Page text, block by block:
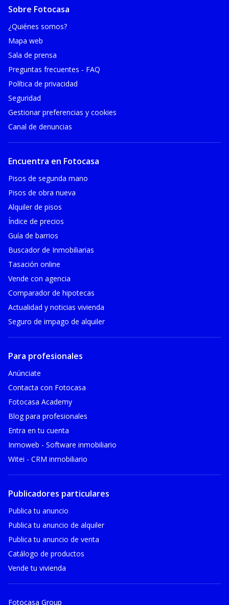
Sobre Fotocasa
¿Quiénes somos?
Mapa web
Sala de prensa
Preguntas frecuentes - FAQ
Política de privacidad
Seguridad
Gestionar preferencias y cookies
Canal de denuncias
Encuentra en Fotocasa
Pisos de segunda mano
Pisos de obra nueva
Alquiler de pisos
Índice de precios
Guía de barrios
Buscador de Inmobiliarias
Tasación online
Vende con agencia
Comparador de hipotecas
Actualidad y noticias vivienda
Seguro de impago de alquiler
Para profesionales
Anúnciate
Contacta con Fotocasa
Fotocasa Academy
Blog para profesionales
Entra en tu cuenta
Inmoweb - Software inmobiliario
Witei - CRM inmobiliario
Publicadores particulares
Publica tu anuncio
Publica tu anuncio de alquiler
Publica tu anuncio de venta
Catálogo de productos
Vende tu vivienda
Fotocasa Group